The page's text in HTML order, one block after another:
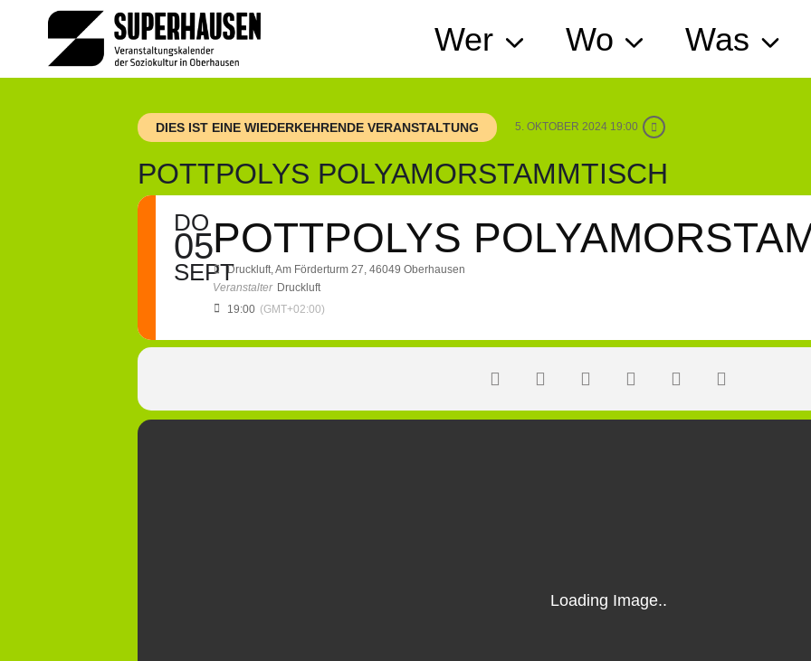
springen
Wer Wo Was
DIES IST EINE WIEDERKEHRENDE VERANSTALTUNG 5. OKTOBER 2024 19:00
POTTPOLYS POLYAMORSTAMMTISCH
DO
05
SEPT
POTTPOLYS
Druckluft, Am Förderturm 27, 46049 Oberhausen
Veranstalter Druckluft
19:00 (GMT+02:00)